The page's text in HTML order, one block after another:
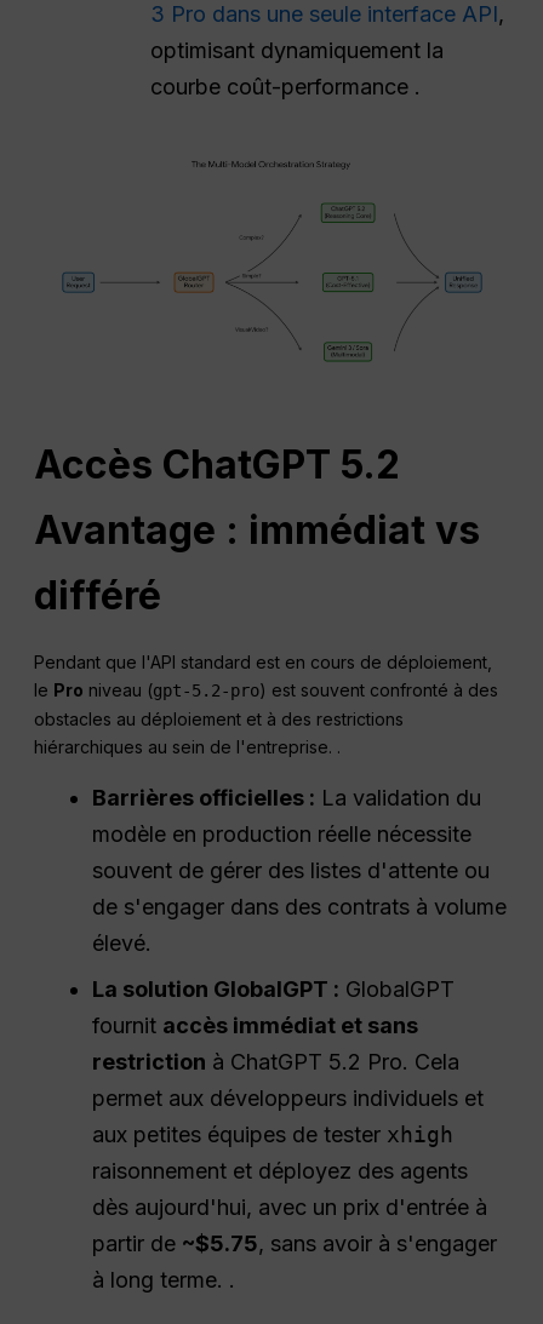
3 Pro dans une seule interface API,
optimisant dynamiquement la
courbe coût-performance .
Accès ChatGPT 5.2
Avantage : immédiat vs
différé
Pendant que l'API standard est en cours de déploiement,
le Pro niveau (gpt-5.2-pro) est souvent confronté à des
obstacles au déploiement et à des restrictions
hiérarchiques au sein de l'entreprise. .
Barrières officielles : La validation du
modèle en production réelle nécessite
souvent de gérer des listes d'attente ou
de s'engager dans des contrats à volume
élevé.
La solution GlobalGPT : GlobalGPT
fournit accès immédiat et sans
restriction à ChatGPT 5.2 Pro. Cela
permet aux développeurs individuels et
aux petites équipes de tester xhigh
raisonnement et déployez des agents
dès aujourd'hui, avec un prix d'entrée à
partir de ~$5.75, sans avoir à s'engager
à long terme. .